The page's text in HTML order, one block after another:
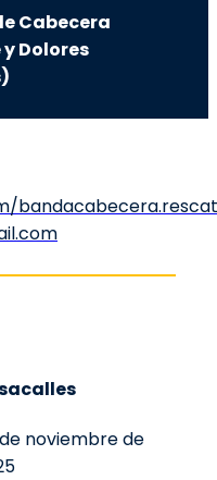
Cabecera
Dolores
noviembre de